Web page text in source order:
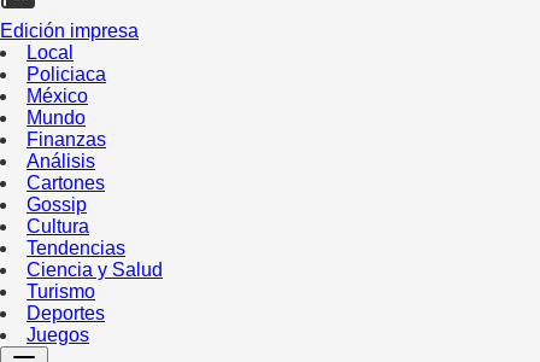
Edición impresa
Local
Policiaca
México
Mundo
Finanzas
Análisis
Cartones
Gossip
Cultura
Tendencias
Ciencia y Salud
Turismo
Deportes
Juegos